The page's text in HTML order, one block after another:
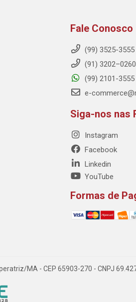
Fale Conosco
(99) 3525-
(91)
(99) 2101-3555
e-
Siga-nos nas
Instagram
Facebook
Linkedin
YouTube
Formas de
MA - CEP 65903-270 - CNPJ